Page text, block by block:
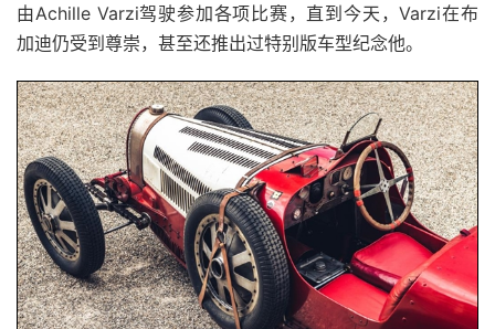
由Achille Varzi驾驶参加各项比赛，直到今天，Varzi在布
加迪仍受到尊崇，甚至还推出过特别版车型纪念他。